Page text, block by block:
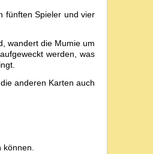
fünften Spieler und vier
wandert die Mumie um
werden, was
anderen Karten auch